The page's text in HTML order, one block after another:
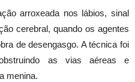
arroxeada nos lábios, sinal
cerebral, quando os agentes
de desengasgo. A técnica foi
as vias aéreas e
menina.